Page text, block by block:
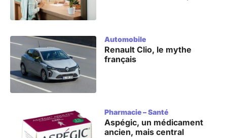
Automobile
Renault Clio, le mythe
français
Pharmacie – Santé
Aspégic, un médicament
ancien, mais central